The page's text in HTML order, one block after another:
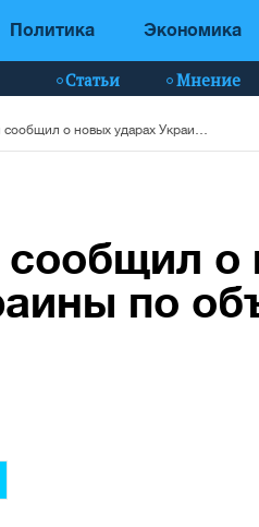
Политика Экономика
Статьи Мнение
сообщил о
по